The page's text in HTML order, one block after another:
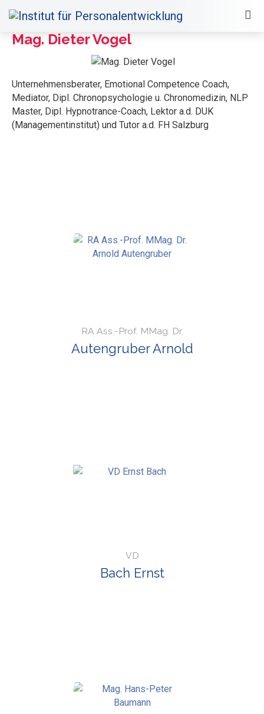
Mag. Dieter Vogel
Unternehmensberater, Emotional Competence Coach,
Mediator, Dipl. Chronopsychologie u. Chronomedizin, NLP
Master, Dipl. Hypnotrance-Coach, Lektor a.d. DUK
(Managementinstitut) und Tutor a.d. FH Salzburg
RA Ass.-Prof. MMag. Dr.
Autengruber Arnold
VD
Bach Ernst